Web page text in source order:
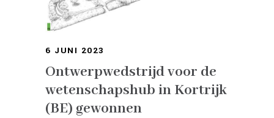
6 JUNI 2023
Ontwerpwedstrijd voor de
wetenschapshub in Kortrijk
(BE) gewonnen